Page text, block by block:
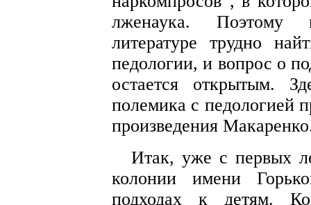
лженаука. Поэтому
литературе трудно
педологии, и вопрос о
остается
открытым.
полемика с педологией
произведения
Итак, уже с первых
колонии имени
подходах к детям.